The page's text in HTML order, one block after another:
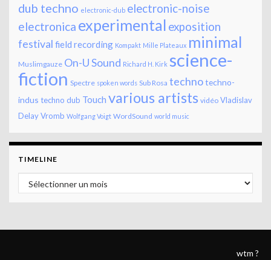
dub techno electronic-dub electronic-noise
electronica experimental exposition
festival field recording Kompakt Mille Plateaux minimal
Muslimgauze On-U Sound Richard H. Kirk science-
fiction Spectre spoken words Sub Rosa technotechno-
indus techno dub Touch various artists vidéo Vladislav
DelayVromb Wolfgang Voigt WordSound world music
TIMELINE
Timeline
wtm ?